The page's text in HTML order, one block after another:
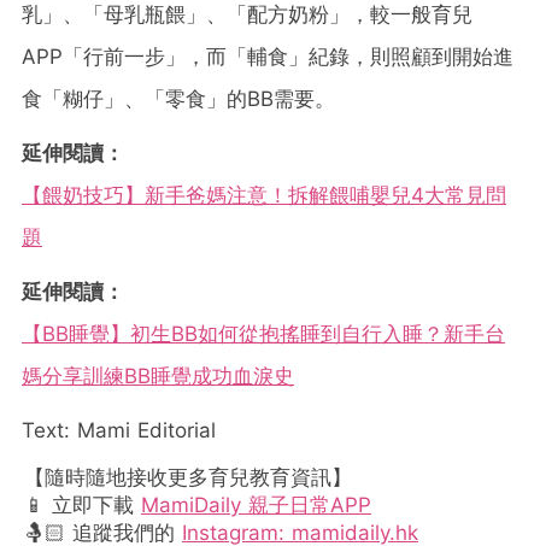
乳」、「母乳瓶餵」、「配方奶粉」，較一般育兒
APP「行前一步」，而「輔食」紀錄，則照顧到開始進
食「糊仔」、「零食」的BB需要。
延伸閱讀：
【餵奶技巧】新手爸媽注意！拆解餵哺嬰兒4大常見問
題
延伸閱讀：
【BB睡覺】初生BB如何從抱搖睡到自行入睡？新手台
媽分享訓練BB睡覺成功血淚史
Text: Mami Editorial
【隨時隨地接收更多育兒教育資訊】
📱 立即下載 MamiDaily 親子日常APP
🤱🏻 追蹤我們的 Instagram: mamidaily.hk